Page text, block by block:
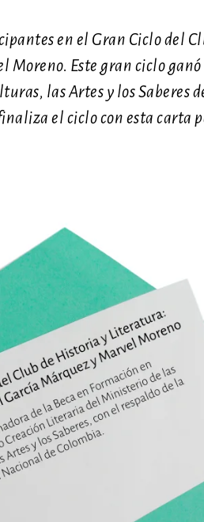
en el Gran Ciclo del
Este gran ciclo
las Artes y los Saberes
el ciclo con esta carta